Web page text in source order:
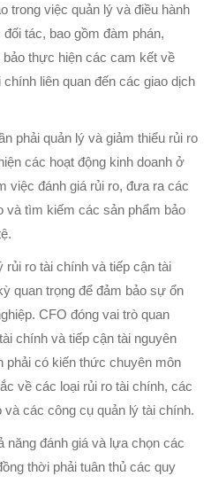
trong việc quản lý và điều hành
tác, bao gồm đàm phán,
thực hiện các cam kết về
liên quan đến các giao dịch
phải quản lý và giảm thiểu rủi ro
các hoạt động kinh doanh ở
việc đánh giá rủi ro, đưa ra các
và tìm kiếm các sản phẩm bảo
rủi ro tài chính và tiếp cận tài
quan trọng để đảm bảo sự ổn
CFO đóng vai trò quan
chính và tiếp cận tài nguyên
phải có kiến thức chuyên môn
về các loại rủi ro tài chính, các
các công cụ quản lý tài chính.
năng đánh giá và lựa chọn các
thời phải tuân thủ các quy